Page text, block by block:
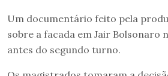
Um documentário feito pela
sobre a facada em Jair Bolsonaro
antes do segundo turno.